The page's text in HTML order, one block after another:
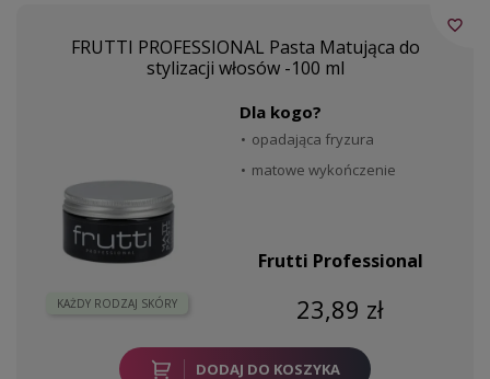
FRUTTI PROFESSIONAL Pasta Matująca do
stylizacji włosów -100 ml
KAŻDY RODZAJ SKÓRY
Dla kogo?
opadająca fryzura
matowe wykończenie
Frutti Professional
23,89 zł
DODAJ DO KOSZYKA
favorite_border